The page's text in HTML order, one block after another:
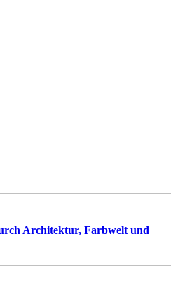
Architektur, Farbwelt und